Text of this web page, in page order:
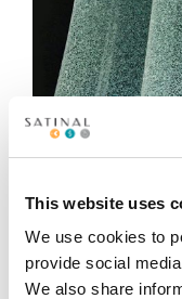
This website uses
We use cookies to
provide social
We also share